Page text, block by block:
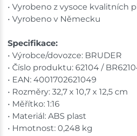
• Vyrobeno z vysoce kvalitních
• Vyrobeno v Německu
Specifikace:
• Výrobce/dovozce: BRUDER
• Číslo produktu: 62104 /
• EAN: 4001702621049
• Rozměry: 32,7 x 10,7 x 12,5 cm
• Měřítko: 1:16
• Materiál: ABS plast
• Hmotnost: 0,248 kg